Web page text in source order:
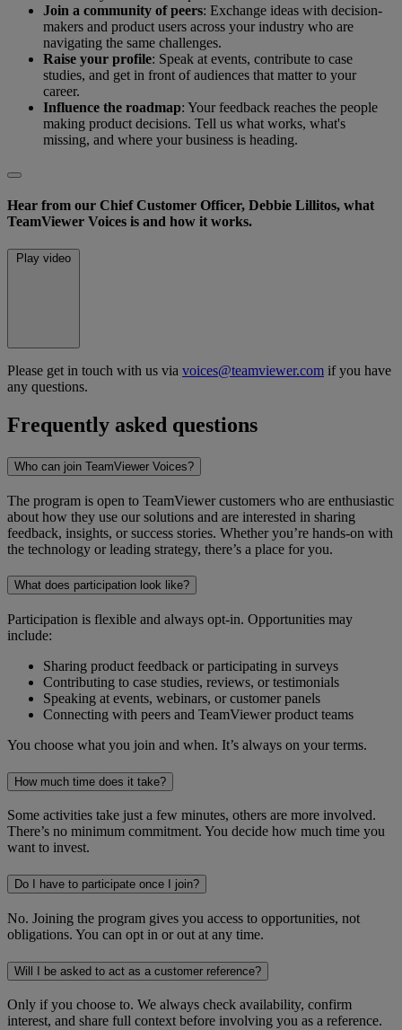
Join a community of peers: Exchange ideas with decision-
makers and product users across your industry who are
navigating the same challenges.
Raise your profile: Speak at events, contribute to case
studies, and get in front of audiences that matter to your
career.
Influence the roadmap: Your feedback reaches the people
making product decisions. Tell us what works, what's
missing, and where your business is heading.
Hear from our Chief Customer Officer, Debbie Lillitos, what
TeamViewer Voices is and how it works.
Play video
Please get in touch with us via voices@teamviewer.com if you have
any questions.
Frequently asked questions
Who can join TeamViewer Voices?
The program is open to TeamViewer customers who are enthusiastic
about how they use our solutions and are interested in sharing
feedback, insights, or success stories. Whether you’re hands-on with
the technology or leading strategy, there’s a place for you.
What does participation look like?
Participation is flexible and always opt-in. Opportunities may
include:
Sharing product feedback or participating in surveys
Contributing to case studies, reviews, or testimonials
Speaking at events, webinars, or customer panels
Connecting with peers and TeamViewer product teams
You choose what you join and when. It’s always on your terms.
How much time does it take?
Some activities take just a few minutes, others are more involved.
There’s no minimum commitment. You decide how much time you
want to invest.
Do I have to participate once I join?
No. Joining the program gives you access to opportunities, not
obligations. You can opt in or out at any time.
Will I be asked to act as a customer reference?
Only if you choose to. We always check availability, confirm
interest, and share full context before involving you as a reference.